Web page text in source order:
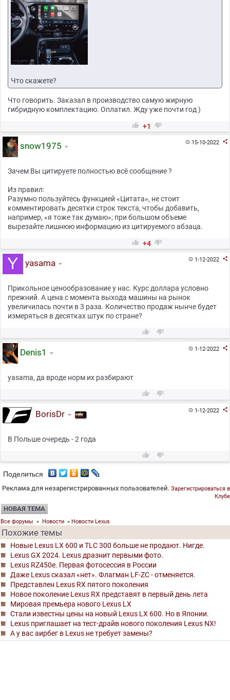
Что скажете?
Что говорить. Заказал в производство самую жирную
гибридную комплектацию. Оплатил. Жду уже почти год )
 +1 
15-10-2022 
snow1975
Зачем Вы цитируете полностью всё сообщение ?
Из правил:
Разумно пользуйтесь функцией «Цитата», не стоит
комментировать десятки строк текста, чтобы добавить,
например, «я тоже так думаю»; при большом объеме
вырезайте лишнюю информацию из цитируемого абзаца.
 +4 
1-12-2022 
yasama
Прикольное ценообразование у нас. Курс доллара условно
прежний. А цена с момента выхода машины на рынок
увеличилась почти в 3 раза. Количество продаж нынче будет
измеряться в десятках штук по стране?
 
1-12-2022 
Denis1
yasama, да вроде норм их разбирают
 
1-12-2022 
BorisDr
В Польше очередь - 2 года
 
Поделиться
Реклама для незарегистрированных пользователей. Зарегистрироваться в
Клубе
НОВАЯ ТЕМА
Все форумы » Новости » Новости Lexus
Похожие темы
Новые Lexus LX 600 и TLC 300 больше не продают. Нигде.
Lexus GX 2024. Lexus дразнит первыми фото.
Lexus RZ450e. Первая фотосессия в России
Даже Lexus сказал «нет». Флагман LF-ZC - отменяется.
Представлен Lexus RX пятого поколения
Новое поколение Lexus RX представят в первый день лета
Мировая премьера нового Lexus LX
Стали известны цены на новый Lexus LX 600. Но в Японии.
Lexus приглашает на тест-драйв нового поколения Lexus NX!
А у вас аирбег в Lexus не требует замены?